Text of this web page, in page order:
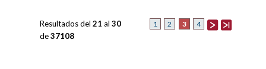
1 2 3 4
Resultados del 21 al 30
de37108